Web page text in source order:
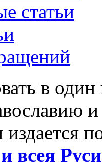
статьи
в
всея